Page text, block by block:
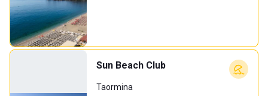
Sun Beach Club
Taormina